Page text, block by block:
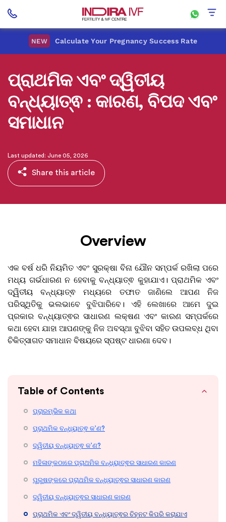
NEW Calculate Your Pregnancy Success Rate
ପ୍ରାଥମିକ ଏବଂ ଦ୍ୱିତୀୟ
ବନ୍ଧ୍ୟାତ୍ଵ : କାରଣ, ବିପଦ ଏବଂ
ସମାଧାନ
Last updated: June 05, 2026
Share this article
Overview
ଏକ ବର୍ଷ ଧରି ନିୟମିତ ଏବଂ ସୁରକ୍ଷା ବିନା ଯୌନ ସମ୍ପର୍କ ରଖିଲା ପରେ
ମଧ୍ୟ ଗର୍ଭଧାରଣ ନ ହେବାକୁ ବନ୍ଧ୍ୟାତ୍ଵ କୁହାଯାଏ। ପ୍ରାଥମିକ ଏବଂ
ଦ୍ୱିତୀୟ ବନ୍ଧ୍ୟାତ୍ଵ ମଧ୍ୟରେ ତଫାତ ଜାଣିଲେ ଆପଣ ନିଜ
ପରିସ୍ଥିତିକୁ ଭଲଭାବେ ବୁଝିପାରିବେ। ଏହି ଲେଖାରେ ଆମେ ଦୁଇ
ପ୍ରକାର ବନ୍ଧ୍ୟାତ୍ଵର ସାଧାରଣ ଲକ୍ଷଣ ଏବଂ କାରଣ ସମ୍ପର୍କରେ
କଥା ହେବା ଯାହା ଆପଣଙ୍କୁ ନିଜ ଅବସ୍ଥା ବୁଝିବା ସହିତ ଉପଲବ୍ଧ ଥିବା
ଚିକିତ୍ସାଗତ ସମାଧାନ ବିଷୟରେ ସ୍ପଷ୍ଟ ଧାରଣା ଦେବ।
Table of Contents
ପ୍ରାରମ୍ଭିକ କଥା
ପ୍ରାଥମିକ ବନ୍ଧ୍ୟାତ୍ଵ କ’ଣ?
ଦ୍ୱିତୀୟ ବନ୍ଧ୍ୟାତ୍ଵ କ’ଣ?
ମହିଳାଙ୍କଠାରେ ପ୍ରାଥମିକ ବନ୍ଧ୍ୟାତ୍ଵର ସାଧାରଣ କାରଣ
ପୁରୁଷଙ୍କରେ ପ୍ରାଥମିକ ବନ୍ଧ୍ୟାତ୍ଵର ସାଧାରଣ କାରଣ
ଦ୍ୱିତୀୟ ବନ୍ଧ୍ୟାତ୍ଵର ସାଧାରଣ କାରଣ
ପ୍ରାଥମିକ ଏବଂ ଦ୍ୱିତୀୟ ବନ୍ଧ୍ୟାତ୍ଵର ଚିହ୍ନଟ କିପରି କରାଯାଏ